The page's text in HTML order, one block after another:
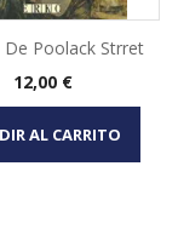
De Poolack Strret
Precio
12,00 €
AL CARRITO